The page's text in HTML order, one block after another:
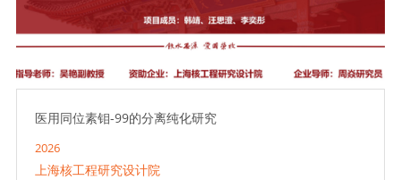
医用同位素钼-99的分离纯化研究
2026
上海核工程研究设计院